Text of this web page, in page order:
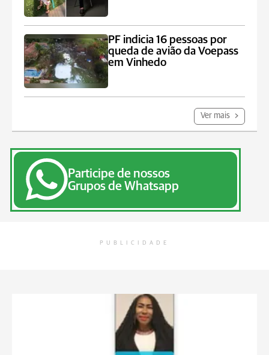
PF indicia 16 pessoas por
queda de avião da Voepass
em Vinhedo
Ver mais
Participe de nossos
Grupos de Whatsapp
PUBLICIDADE